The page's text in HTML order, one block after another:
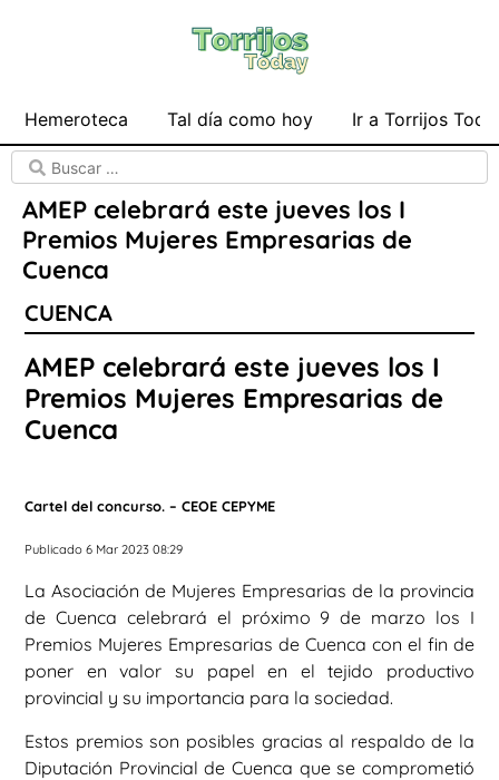
Hemeroteca Tal día como hoy Ir a Torrijos
AMEP celebrará este jueves los I
Premios Mujeres Empresarias de
Cuenca
CUENCA
AMEP celebrará este jueves los I
Premios Mujeres Empresarias de
Cuenca
Cartel del concurso. – CEOE CEPYME
Publicado 6 Mar 2023 08:29
La Asociación de Mujeres Empresarias de la provincia
de Cuenca celebrará el próximo 9 de marzo los I
Premios Mujeres Empresarias de Cuenca con el fin de
poner en valor su papel en el tejido productivo
provincial y su importancia para la sociedad.
Estos premios son posibles gracias al respaldo de la
Diputación Provincial de Cuenca que se comprometió